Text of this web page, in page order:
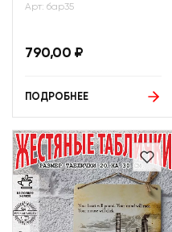
Арт: бар35
790,00 ₽
ПОДРОБНЕЕ